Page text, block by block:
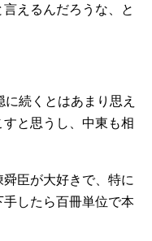
えるんだろうな、と
続くとはあまり思え
と思うし、中東も相
臣が大好きで、特に
したら百冊単位で本